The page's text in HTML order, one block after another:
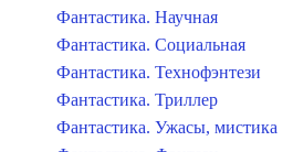
Фантастика. Научная
Фантастика. Социальная
Фантастика. Технофэнтези
Фантастика. Триллер
Фантастика. Ужасы, мистика